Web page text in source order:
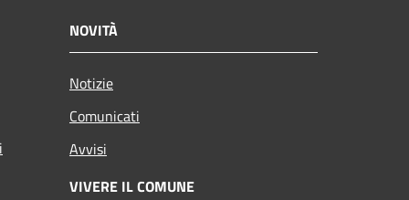
NOVITÀ
Notizie
Comunicati
Avvisi
VIVERE IL COMUNE